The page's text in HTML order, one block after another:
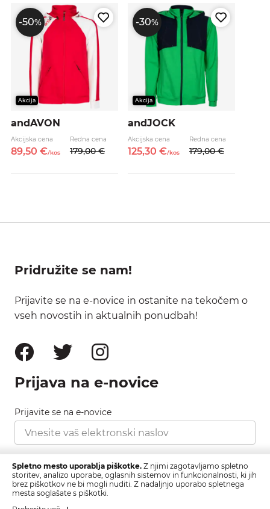
-50%
Akcija
andAVON
Akcijska cena
89,50 €/kos
Redna cena
179,00 €
-30%
Akcija
andJOCK
Akcijska cena
125,30 €/kos
Redna cena
179,00 €
Pridružite se nam!
Prijavite se na e-novice in ostanite na tekočem o
vseh novostih in aktualnih ponudbah!
Prijava na e-novice
Prijavite se na e-novice
Strinjam se s pravilnikom zasebnosti, ki ga najdete
tukaj.
Spletno mesto uporablja piškotke. Z njimi zagotavljamo spletno
storitev, analizo uporabe, oglasnih sistemov in funkcionalnosti, ki jih
brez piškotkov ne bi mogli nuditi. Z nadaljnjo uporabo spletnega
mesta soglašate s piškotki.